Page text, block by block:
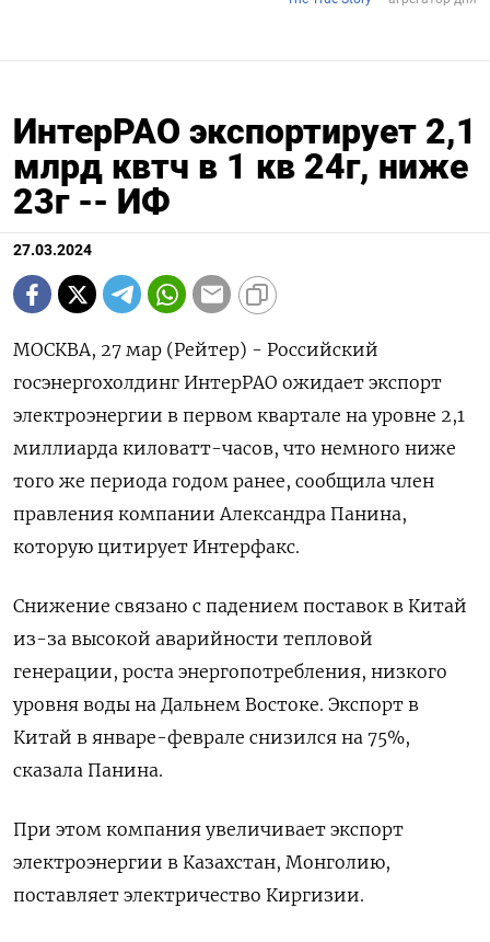
ИнтерРАО экспортирует 2,1
млрд квтч в 1 кв 24г, ниже
23г -- ИФ
27.03.2024
МОСКВА, 27 мар (Рейтер) - Российский
госэнергохолдинг ИнтерРАО ожидает экспорт
электроэнергии в первом квартале на уровне 2,1
миллиарда киловатт-часов, что немного ниже
того же периода годом ранее, сообщила член
правления компании Александра Панина,
которую цитирует Интерфакс.
Снижение связано с падением поставок в Китай
из-за высокой аварийности тепловой
генерации, роста энергопотребления, низкого
уровня воды на Дальнем Востоке. Экспорт в
Китай в январе-феврале снизился на 75%,
сказала Панина.
При этом компания увеличивает экспорт
электроэнергии в Казахстан, Монголию,
поставляет электричество Киргизии.